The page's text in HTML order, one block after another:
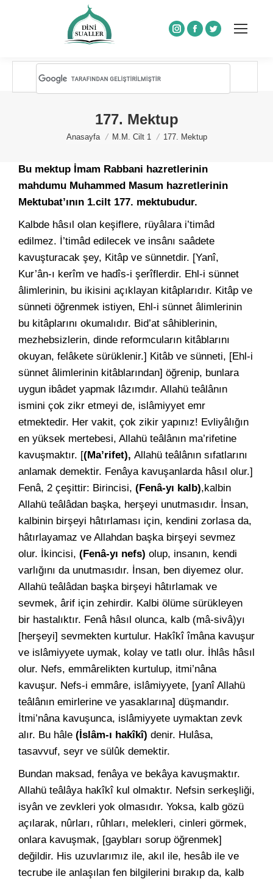
Instagram
Facebook
Twitter
177. Mektup
You are here:
Anasayfa M.M. Cilt 1 177. Mektup
Bu mektup İmam Rabbani hazretlerinin
mahdumu Muhammed Masum hazretlerinin
Mektubat’ının 1.cilt 177. mektubudur.
Kalbde hâsıl olan keşiflere, rüyâlara i’timâd
edilmez. İ’timâd edilecek ve insânı saâdete
kavuşturacak şey, Kitâp ve sünnetdir. [Yanî,
Kur’ân-ı kerîm ve hadîs-i şerîflerdir. Ehl-i sünnet
âlimlerinin, bu ikisini açıklayan kitâplarıdır. Kitâp ve
sünneti öğrenmek istiyen, Ehl-i sünnet âlimlerinin
bu kitâplarını okumalıdır. Bid’at sâhiblerinin,
mezhebsizlerin, dinde reformcuların kitâblarını
okuyan, felâkete sürüklenir.] Kitâb ve sünneti, [Ehl-i
sünnet âlimlerinin kitâblarından] öğrenip, bunlara
uygun ibâdet yapmak lâzımdır. Allahü teâlânın
ismini çok zikr etmeyi de, islâmiyyet emr
etmektedir. Her vakit, çok zikir yapınız! Evliyâlığın
en yüksek mertebesi, Allahü teâlânın ma’rifetine
kavuşmaktır. [(Ma’rifet), Allahü teâlânın sıfatlarını
anlamak demektir. Fenâya kavuşanlarda hâsıl olur.]
Fenâ, 2 çeşittir: Birincisi, (Fenâ-yı kalb),kalbin
Allahü teâlâdan başka, herşeyi unutmasıdır. İnsan,
kalbinin birşeyi hâtırlaması için, kendini zorlasa da,
hâtırlayamaz ve Allahdan başka birşeyi sevmez
olur. İkincisi, (Fenâ-yı nefs) olup, insanın, kendi
varlığını da unutmasıdır. İnsan, ben diyemez olur.
Allahü teâlâdan başka birşeyi hâtırlamak ve
sevmek, ârif için zehirdir. Kalbi ölüme sürükleyen
bir hastalıktır. Fenâ hâsıl olunca, kalb (mâ-sivâ)yı
[herşeyi] sevmekten kurtulur. Hakîkî îmâna kavuşur
ve islâmiyyete uymak, kolay ve tatlı olur. İhlâs hâsıl
olur. Nefs, emmârelikten kurtulup, itmi’nâna
kavuşur. Nefs-i emmâre, islâmiyyete, [yanî Allahü
teâlânın emirlerine ve yasaklarına] düşmandır.
İtmi’nâna kavuşunca, islâmiyyete uymaktan zevk
alır. Bu hâle (İslâm-ı hakîkî) denir. Hulâsa,
tasavvuf, seyr ve sülûk demektir.
Bundan maksad, fenâya ve bekâya kavuşmaktır.
Allahü teâlâya hakîkî kul olmaktır. Nefsin serkeşliği,
isyân ve zevkleri yok olmasıdır. Yoksa, kalb gözü
açılarak, nûrları, rûhları, melekleri, cinleri görmek,
onlara kavuşmak, [gaybları sorup öğrenmek]
değildir. His uzuvlarımız ile, akıl ile, hesâb ile ve
tecrube ile anlaşılan fen bilgilerini bırakıp da, kalb